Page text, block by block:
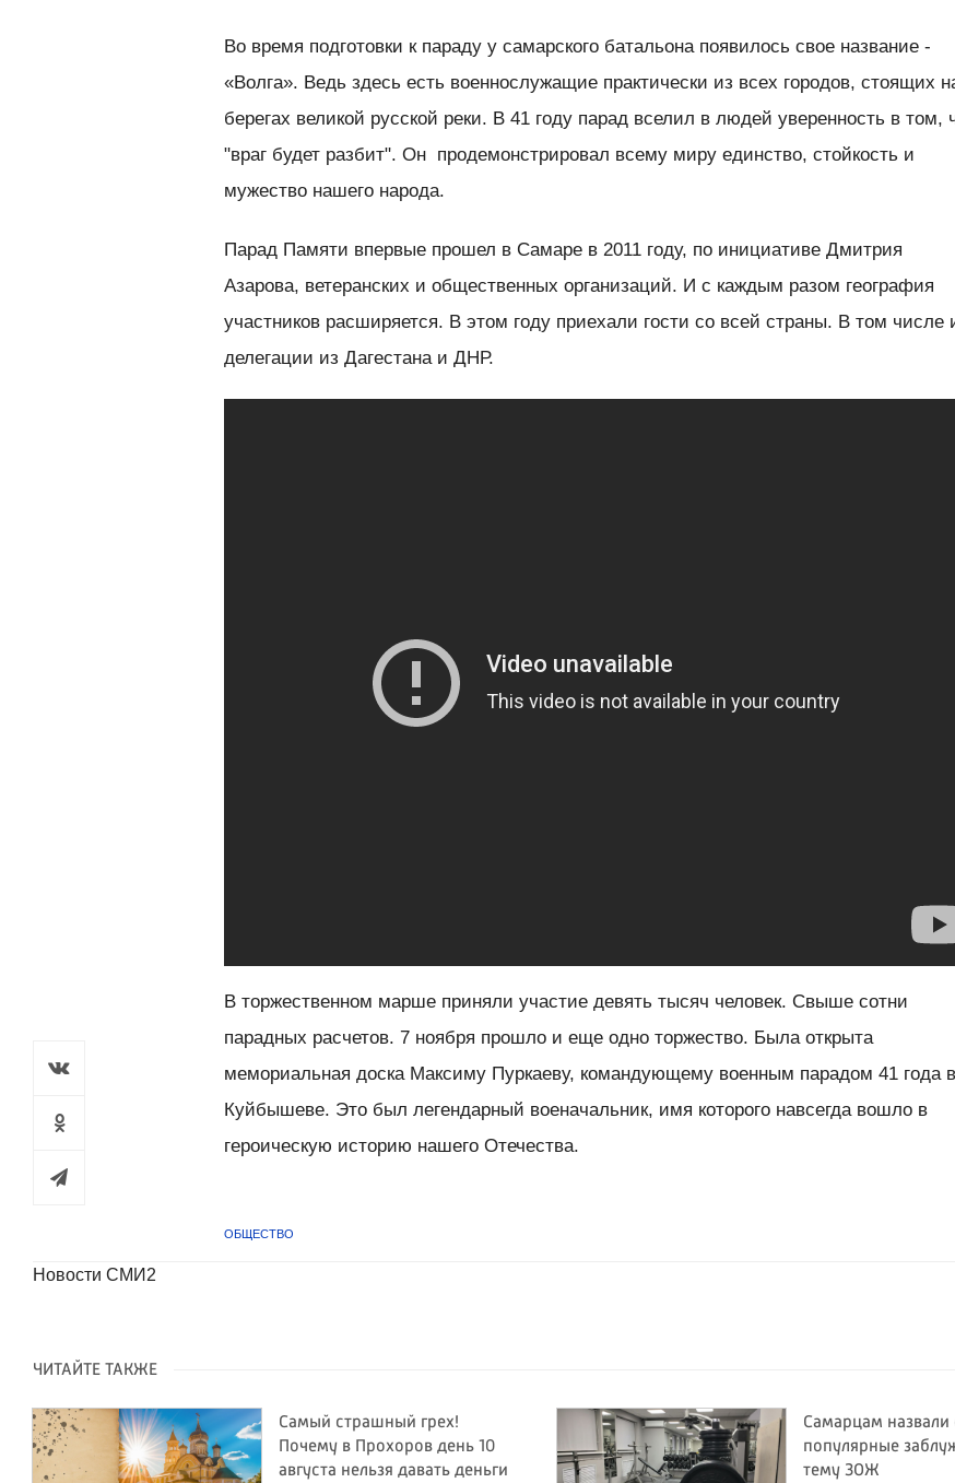
Во время подготовки к параду у самарского батальона появилось свое название -
«Волга». Ведь здесь есть военнослужащие практически из всех городов, стоящих
берегах великой русской реки. В 41 году парад вселил в людей уверенность в том,
"враг будет разбит". Он продемонстрировал всему миру единство, стойкость и
мужество нашего народа.
Парад Памяти впервые прошел в Самаре в 2011 году, по инициативе Дмитрия
Азарова, ветеранских и общественных организаций. И с каждым разом география
участников расширяется. В этом году приехали гости со всей страны. В том числе
делегации из Дагестана и ДНР.
В торжественном марше приняли участие девять тысяч человек. Свыше сотни
парадных расчетов. 7 ноября прошло и еще одно торжество. Была открыта
мемориальная доска Максиму Пуркаеву, командующему военным парадом 41 года в
Куйбышеве. Это был легендарный военачальник, имя которого навсегда вошло в
героическую историю нашего Отечества.
ОБЩЕСТВО
Новости СМИ2
ЧИТАЙТЕ ТАКЖЕ
Самый страшный грех!
Почему в Прохоров день 10
августа нельзя давать деньги
Самарцам
популярные
тему ЗОЖ